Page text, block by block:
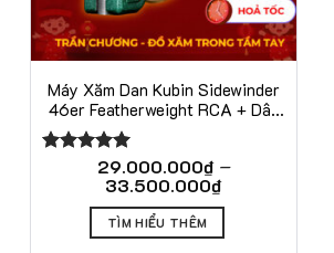
Máy Xăm Dan Kubin Sidewinder
46er Featherweight RCA + Dây
Được xếp
5.00
29.000.000₫ –
33.500.000₫Khoảng
giá:
29.000.000₫
TÌM HIỂU THÊM